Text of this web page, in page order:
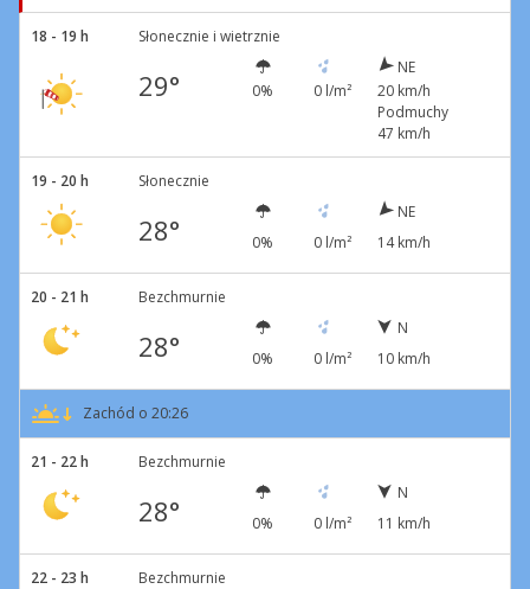
18 - 19 h Słonecznie i wietrznie
29° 0% 0 l/m²
NE
20 km/h
Podmuchy
47 km/h
19 - 20 h Słonecznie
28° 0% 0 l/m²
NE
14 km/h
20 - 21 h Bezchmurnie
28° 0% 0 l/m²
N
10 km/h
Zachód o 20:26
21 - 22 h Bezchmurnie
28° 0% 0 l/m²
N
11 km/h
22 - 23 h Bezchmurnie